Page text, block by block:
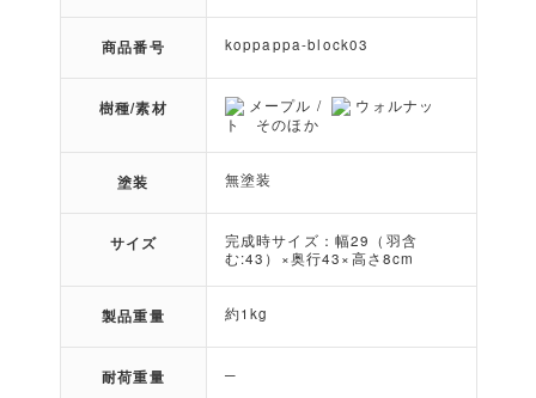
商品番号 koppappa-block03
樹種/素材 メープル /
ウォルナッ
ト そのほか
塗装 無塗装
サイズ
完成時サイズ：幅29（羽含
む:43）×奥行43×高さ8cm
製品重量 約1kg
耐荷重量 ─